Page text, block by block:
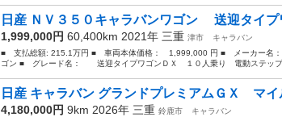
日産 ＮＶ３５０キャラバンワゴン 送迎タイ
1,999,000円 60,400km 2021年 三重 津市
キャラバン
■ 支払総額: 215.1万円 ■ 車両本体価格： 1,999,000 円 ■ メーカー名
ゴン ■ グレード名： 送迎タイプワゴンＤＸ １０人乗り 電動ステップ
日産 キャラバン グランドプレミアムＧＸ マ
4,180,000円 9km 2026年 三重 鈴鹿市
キャラバン